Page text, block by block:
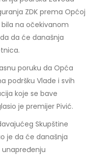
ZDK prema Općoj
na očekivanom
da će današnja
poruku da Opća
podršku Vlade i svih
koje se bave
je premijer Pivić.
Skupštine
je da će današnja